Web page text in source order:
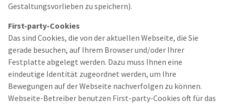
Gestaltungsvorlieben zu speichern).
First-party-Cookies
Das sind Cookies, die von der aktuellen Webseite, die Sie
gerade besuchen, auf Ihrem Browser und/oder Ihrer
Festplatte abgelegt werden. Dazu muss Ihnen eine
eindeutige Identität zugeordnet werden, um Ihre
Bewegungen auf der Webseite nachverfolgen zu können.
Webseite-Betreiber benutzen First-party-Cookies oft für das